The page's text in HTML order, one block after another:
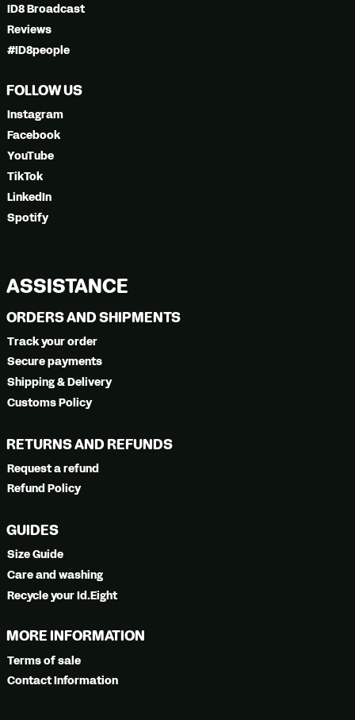
ID8 Broadcast
Reviews
#ID8people
FOLLOW US
Instagram
Facebook
YouTube
TikTok
LinkedIn
Spotify
ASSISTANCE
ORDERS AND SHIPMENTS
Track your order
Secure payments
Shipping & Delivery
Customs Policy
RETURNS AND REFUNDS
Request a refund
Refund Policy
GUIDES
Size Guide
Care and washing
Recycle your Id.Eight
MORE INFORMATION
Terms of sale
Contact Information